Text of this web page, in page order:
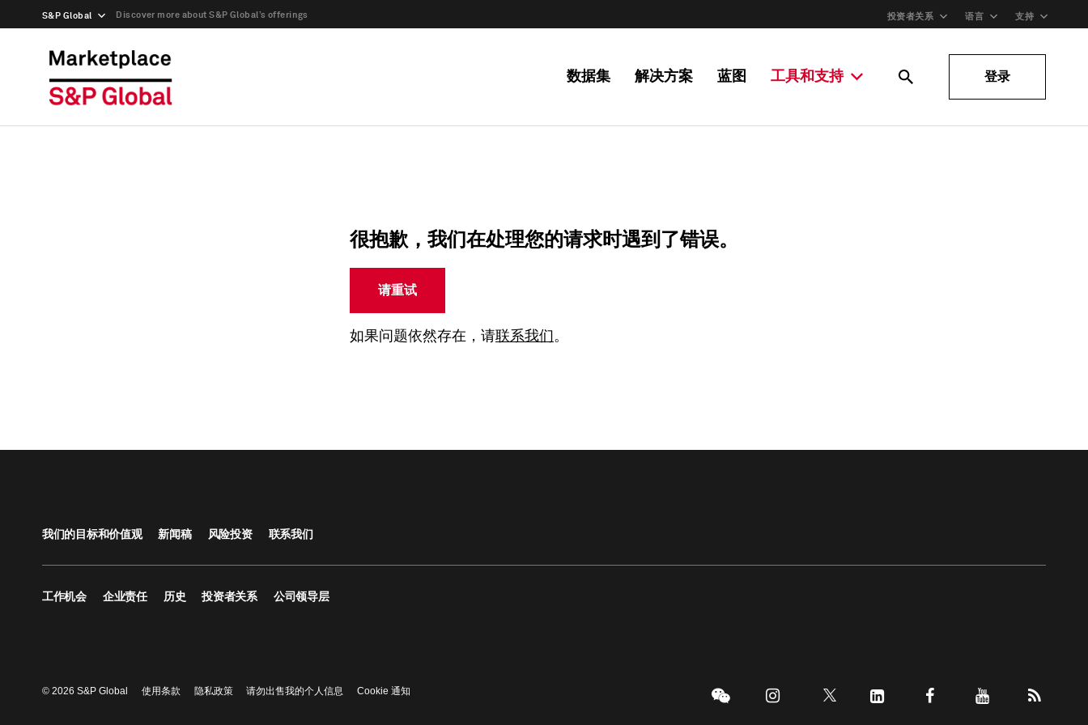
S&P Global Discover more about S&P Global’s offerings 投资者关系 语言 支持
数据集 解决方案 蓝图 工具和支持 登录
很抱歉，我们在处理您的请求时遇到了错误。
请重试
如果问题依然存在，请联系我们 。
我们的目标和价值观 新闻稿 风险投资 联系我们
工作机会 企业责任 历史 投资者关系 公司领导层
© 2026 S&P Global 使用条款 隐私政策 请勿出售我的个人信息 Cookie 通知